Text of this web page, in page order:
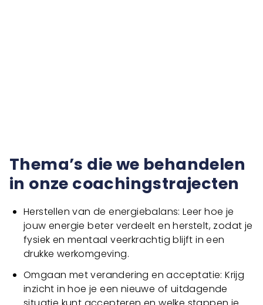
Thema’s die we behandelen
in onze coachingstrajecten
Herstellen van de energiebalans: Leer hoe je
jouw energie beter verdeelt en herstelt, zodat je
fysiek en mentaal veerkrachtig blijft in een
drukke werkomgeving.
Omgaan met verandering en acceptatie: Krijg
inzicht in hoe je een nieuwe of uitdagende